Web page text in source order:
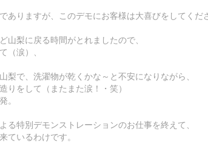
ありますが、このデモにお客様は大喜びをしてくだ
山梨に戻る時間がとれましたので、
（涙）、
梨で、洗濯物が乾くかな～と不安になりながら、
りをして（またまた涙！・笑）
。
る特別デモンストレーションのお仕事を終えて、
ているわけです。